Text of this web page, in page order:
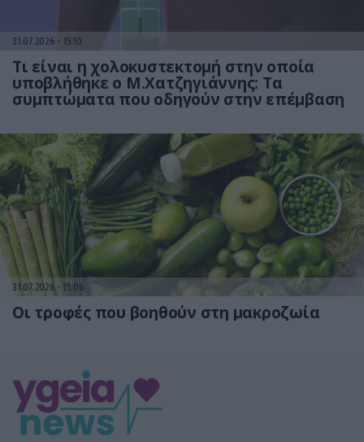
31.07.2026 15:10
Τι είναι η χολοκυστεκτομή στην οποία
υποβλήθηκε ο Μ.Χατζηγιάννης: Tα
συμπτώματα που οδηγούν στην επέμβαση
31.07.2026 15:06
Οι τροφές που βοηθούν στη μακροζωία